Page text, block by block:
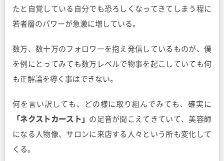
たと自覚している自分でも恐ろしくなってきてしまう程に
若者層のパワーが急激に増している。
数万、数十万のフォロワーを抱え発信しているものが、僕
を例にとってみても数万レベルで物事を起こしていても何
も正解論を導く事はできない。
何を言い訳しても、どの様に取り組んでみても、確実に
「ネクストカースト」 の足音が聞こえてきていて、美容師
になる人物像、サロンに来店する人々という所も変化して
くる。